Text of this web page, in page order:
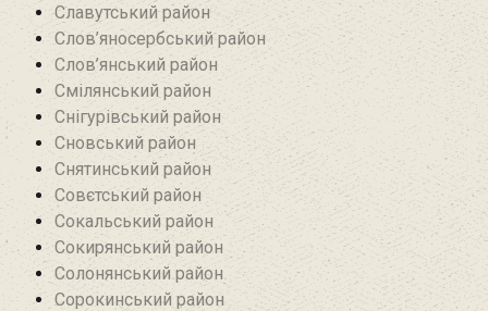
Славутський район
Слов’яносербський район
Слов’янський район
Смілянський район
Снігурівський район‎
Сновський район
Снятинський район
Совєтський район
Сокальський район
Сокирянський район
Солонянський район
Сорокинський район